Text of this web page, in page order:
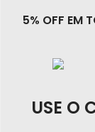
5% OFF EM
USE O